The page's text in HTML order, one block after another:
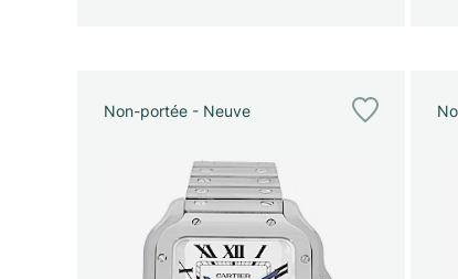
Non-portée - Neuve